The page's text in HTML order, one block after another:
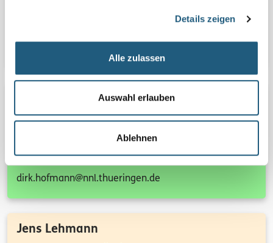
Details zeigen
Alle zulassen
Auswahl erlauben
Ablehnen
Naturschutz & Landschaftspflege
dirk.hofmann@nnl.thueringen.de
Jens Lehmann